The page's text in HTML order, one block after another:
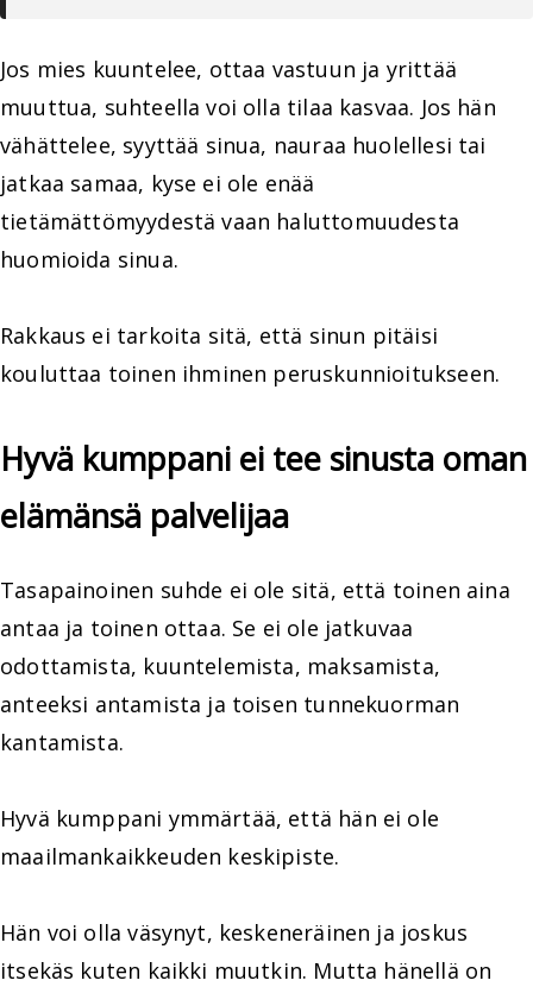
Jos mies kuuntelee, ottaa vastuun ja yrittää
muuttua, suhteella voi olla tilaa kasvaa. Jos hän
vähättelee, syyttää sinua, nauraa huolellesi tai
jatkaa samaa, kyse ei ole enää
tietämättömyydestä vaan haluttomuudesta
huomioida sinua.
Rakkaus ei tarkoita sitä, että sinun pitäisi
kouluttaa toinen ihminen peruskunnioitukseen.
Hyvä kumppani ei tee sinusta oman
elämänsä palvelijaa
Tasapainoinen suhde ei ole sitä, että toinen aina
antaa ja toinen ottaa. Se ei ole jatkuvaa
odottamista, kuuntelemista, maksamista,
anteeksi antamista ja toisen tunnekuorman
kantamista.
Hyvä kumppani ymmärtää, että hän ei ole
maailmankaikkeuden keskipiste.
Hän voi olla väsynyt, keskeneräinen ja joskus
itsekäs kuten kaikki muutkin. Mutta hänellä on